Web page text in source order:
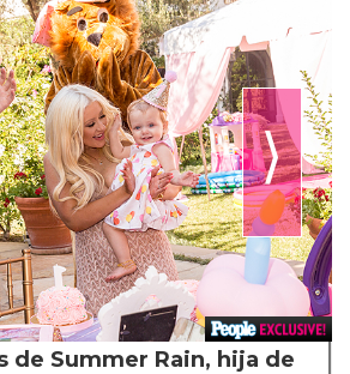
⟩
de Summer Rain, hija de